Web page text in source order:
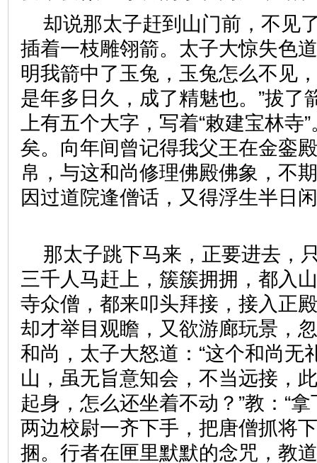
却说那太子赶到山门前，不见
插着一枝雕翎箭。太子大惊失色
明我箭中了玉兔，玉兔怎么不见
是年多日久，成了精魅也。”拔了
上有五个大字，写着“敕建宝林寺
矣。向年间曾记得我父王在金銮
帛，与这和尚修理佛殿佛象，不
因过道院逢僧话，又得浮生半日
那太子跳下马来，正要进去，
三千人马赶上，簇簇拥拥，都入
寺众僧，都来叩头拜接，接入正
却才举目观瞻，又欲游廊玩景，
和尚，太子大怒道：“这个和尚无
山，虽无旨意知会，不当远接，
起身，怎么还坐着不动？”教：“拿
两边校尉一齐下手，把唐僧抓将
捆。行者在匣里默默的念咒，教